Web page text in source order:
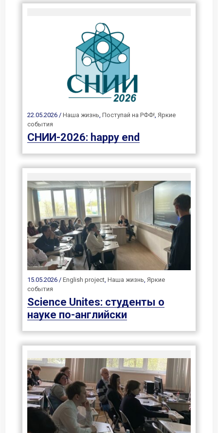
22.05.2026 / Наша жизнь Поступай на РФФ! Яркие
события
СНИИ-2026: happy end
15.05.2026 / English project Наша жизнь Яркие
события
Science Unites: студенты о
науке по-английски